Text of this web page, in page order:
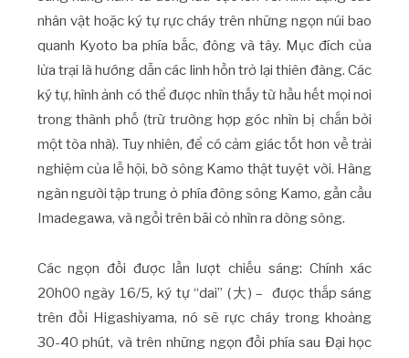
nhân vật hoặc ký tự rực cháy trên những ngọn núi bao
quanh Kyoto ba phía bắc, đông và tây. Mục đích của
lửa trại là hướng dẫn các linh hồn trở lại thiên đàng. Các
ký tự, hình ảnh có thể được nhìn thấy từ hầu hết mọi nơi
trong thành phố (trừ trường hợp góc nhìn bị chắn bởi
một tòa nhà). Tuy nhiên, để có cảm giác tốt hơn về trải
nghiệm của lễ hội, bờ sông Kamo thật tuyệt vời. Hàng
ngàn người tập trung ở phía đông sông Kamo, gần cầu
Imadegawa, và ngồi trên bãi cỏ nhìn ra dòng sông.
Các ngọn đồi được lần lượt chiếu sáng: Chính xác
20h00 ngày 16/5, ký tự “dai” (大) – được thắp sáng
trên đồi Higashiyama, nó sẽ rực cháy trong khoảng
30-40 phút, và trên những ngọn đồi phía sau Đại học